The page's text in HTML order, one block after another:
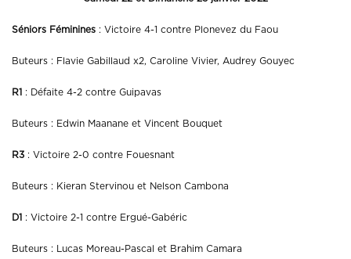
Séniors Féminines : Victoire 4-1 contre Plonevez du Faou
Buteurs : Flavie Gabillaud x2, Caroline Vivier, Audrey Gouyec
R1 : Défaite 4-2 contre Guipavas
Buteurs : Edwin Maanane et Vincent Bouquet
R3 : Victoire 2-0 contre Fouesnant
Buteurs : Kieran Stervinou et Nelson Cambona
D1 : Victoire 2-1 contre Ergué-Gabéric
Buteurs : Lucas Moreau-Pascal et Brahim Camara